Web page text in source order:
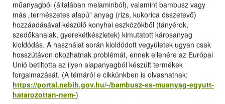
műanyagból (általában melaminból), valamint bambusz vagy
más „természetes alapú” anyag (rizs, kukorica összetevő)
hozzáadásával készülő konyhai eszközökből (tányérok,
szedőkanalak, gyerekétkészletek) kimutatott károsanyag
kioldódás. A használat során kioldódott vegyületek ugyan csak
hosszútávon okozhatnak problémát, ennek ellenére az Európai
Unió betiltotta az ilyen alapanyagból készült termékek
forgalmazását. (A témáról e cikkünkben is olvashatnak:
https://portal.nebih.gov.hu/-/bambusz-es-muanyag-egyutt-
hatarozottan-nem-)